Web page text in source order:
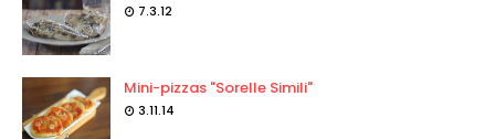
7.3.12
Mini-pizzas "Sorelle Simili"
3.11.14